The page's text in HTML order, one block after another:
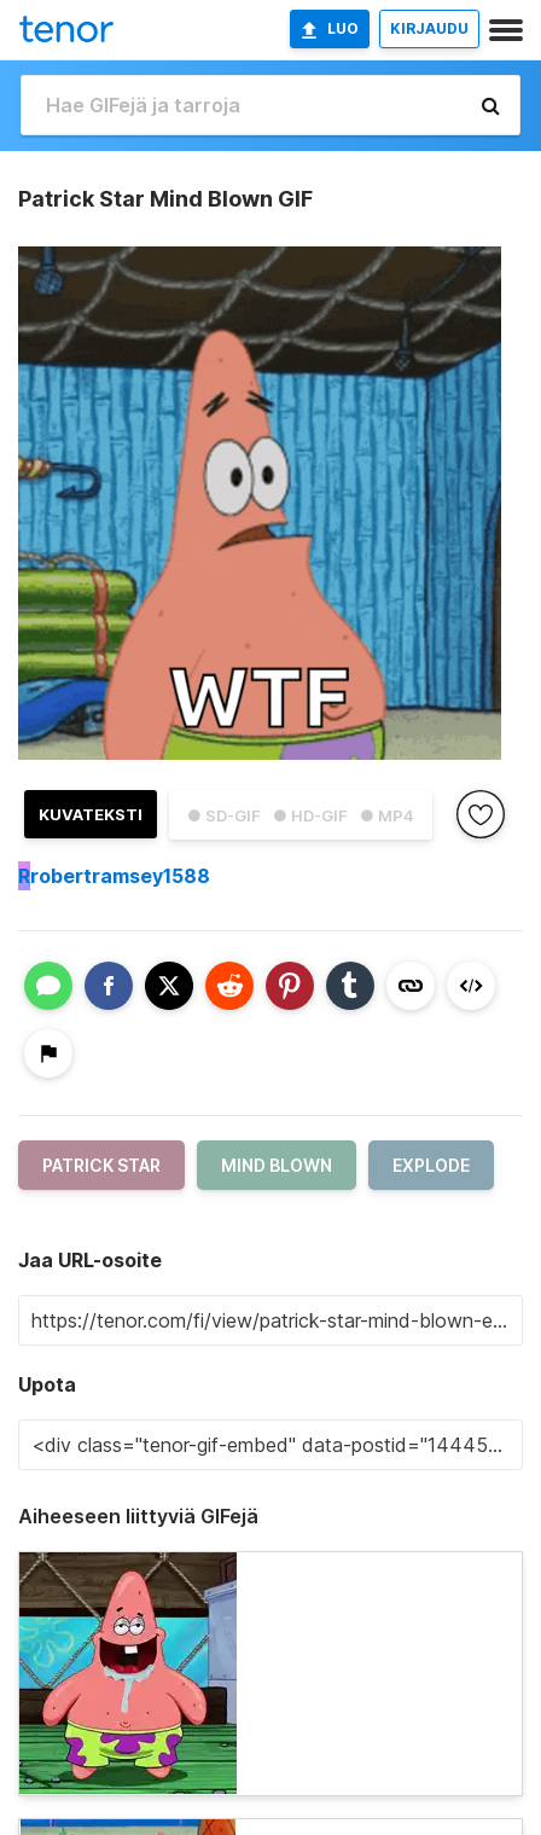
LUO KIRJAUDU
Patrick Star Mind Blown GIF
● SD-GIF ● HD-GIF ● MP4
KUVATEKSTI
Rrobertramsey1588
PATRICK STAR MIND BLOWN EXPLODE
Jaa URL-osoite
Upota
Aiheeseen liittyviä GIFejä